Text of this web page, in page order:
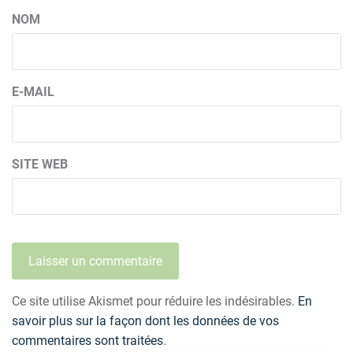
NOM
E-MAIL
SITE WEB
Ce site utilise Akismet pour réduire les indésirables. En
savoir plus sur la façon dont les données de vos
commentaires sont traitées.